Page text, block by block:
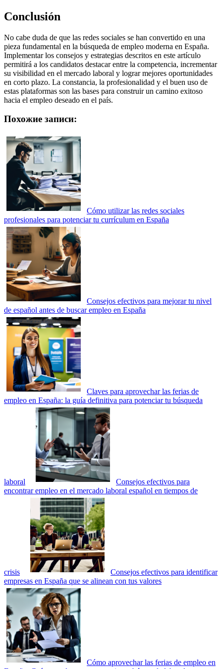
Conclusión
No cabe duda de que las redes sociales se han convertido en una
pieza fundamental en la búsqueda de empleo moderna en España.
Implementar los consejos y estrategias descritos en este artículo
permitirá a los candidatos destacar entre la competencia, incrementar
su visibilidad en el mercado laboral y lograr mejores oportunidades
en corto plazo. La constancia, la profesionalidad y el buen uso de
estas plataformas son las bases para construir un camino exitoso
hacia el empleo deseado en el país.
Похожие записи:
Cómo utilizar las redes sociales
profesionales para potenciar tu currículum en España
Consejos efectivos para mejorar tu nivel
de español antes de buscar empleo en España
Claves para aprovechar las ferias de
empleo en España: la guía definitiva para potenciar tu búsqueda
laboral
Consejos efectivos para
encontrar empleo en el mercado laboral español en tiempos de
crisis
Consejos efectivos para identificar
empresas en España que se alinean con tus valores
Cómo aprovechar las ferias de empleo en